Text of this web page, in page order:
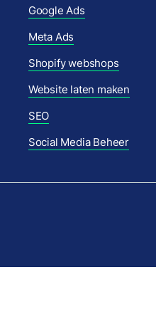
Google Ads
Meta Ads
Shopify webshops
Website laten maken
SEO
Social Media Beheer